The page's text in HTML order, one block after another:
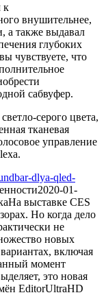
к
внушительнее,
а также выдавал
глубоких
чувствуете, что
сабвуфер.
серого цвета,
тканевая
управление
dlya-qled-
2020-01-
На выставке CES
Но когда дело
не
новых
включая
момент
это новая
EditorUltraHD